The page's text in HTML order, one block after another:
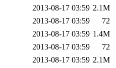
2013-08-17 03:59 2.1M
2013-08-17 03:59
72
2013-08-17 03:59 1.4M
2013-08-17 03:59
72
2013-08-17 03:59 2.1M